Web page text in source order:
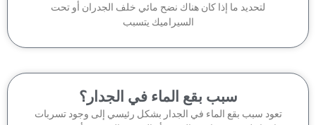
لتحديد ما إذا كان هناك نضح مائي خلف الجدران أو تحت
السيراميك يتسبب
سبب بقع الماء في الجدار؟
سبب بقع الماء في الجدار بشكل رئيسي إلى وجود تسربات